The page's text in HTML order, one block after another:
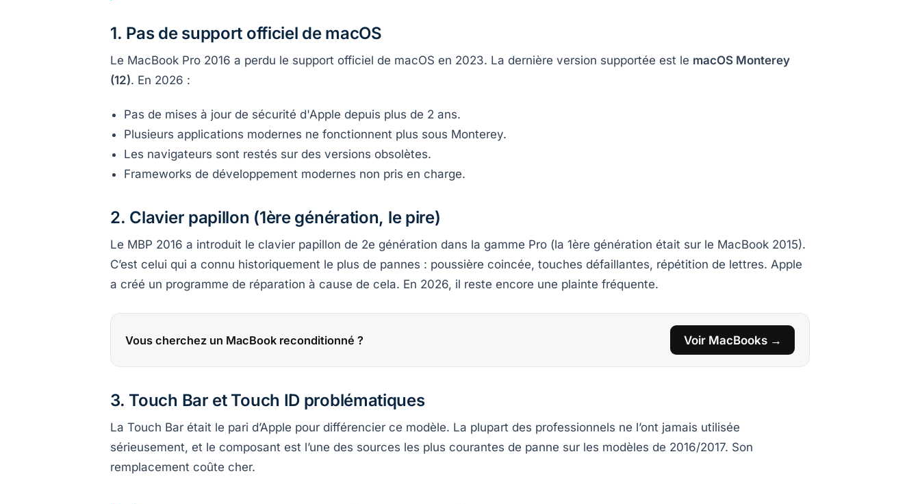
1. Pas de support officiel de macOS
Le MacBook Pro 2016 a perdu le support officiel de macOS en 2023. La dernière version supportée est le macOS Monterey
(12). En 2026 :
Pas de mises à jour de sécurité d'Apple depuis plus de 2 ans.
Plusieurs applications modernes ne fonctionnent plus sous Monterey.
Les navigateurs sont restés sur des versions obsolètes.
Frameworks de développement modernes non pris en charge.
2. Clavier papillon (1ère génération, le pire)
Le MBP 2016 a introduit le clavier papillon de 2e génération dans la gamme Pro (la 1ère génération était sur le MacBook 2015).
C’est celui qui a connu historiquement le plus de pannes : poussière coincée, touches défaillantes, répétition de lettres. Apple
a créé un programme de réparation à cause de cela. En 2026, il reste encore une plainte fréquente.
Vous cherchez un MacBook reconditionné ? Voir MacBooks →
3. Touch Bar et Touch ID problématiques
La Touch Bar était le pari d’Apple pour différencier ce modèle. La plupart des professionnels ne l’ont jamais utilisée
sérieusement, et le composant est l’une des sources les plus courantes de panne sur les modèles de 2016/2017. Son
remplacement coûte cher.